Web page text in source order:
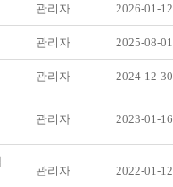
관리자 2026-01-12
관리자 2025-08-01
관리자 2024-12-30
관리자 2023-01-16
관리자 2022-01-12